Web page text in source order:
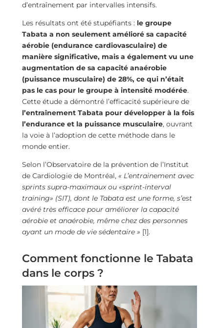
d’entraînement par intervalles intensifs.
Les résultats ont été stupéfiants : le groupe
Tabata a non seulement amélioré sa capacité
aérobie (endurance cardiovasculaire) de
manière significative, mais a également vu une
augmentation de sa capacité anaérobie
(puissance musculaire) de 28%, ce qui n’était
pas le cas pour le groupe à intensité modérée.
Cette étude a démontré l’efficacité supérieure de
l’entraînement Tabata pour développer à la fois
l’endurance et la puissance musculaire, ouvrant
la voie à l’adoption de cette méthode dans le
monde entier.
Selon l’Observatoire de la prévention de l’Institut
de Cardiologie de Montréal,« L’entrainement avec
sprints supra-maximaux ou «sprint-interval
training» (SIT), dont le Tabata est une forme, s’est
avéré très efficace pour améliorer la capacité
aérobie et anaérobie, même chez des personnes
ayant un mode de vie sédentaire » [1].
Comment fonctionne le Tabata
dans le corps ?